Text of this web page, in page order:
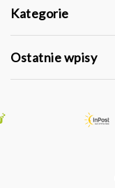
Kategorie
Ostatnie wpisy